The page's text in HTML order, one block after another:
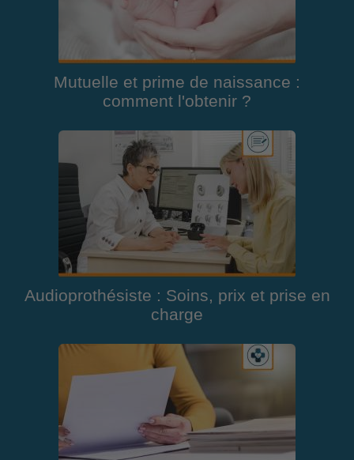
Mutuelle et prime de naissance :
comment l'obtenir ?
Audioprothésiste : Soins, prix et prise en
charge